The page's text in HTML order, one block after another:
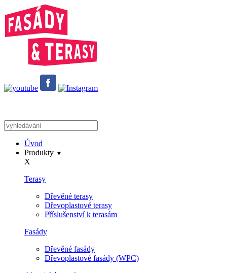
Úvod
Produkty ▼
X
Terasy
Dřevěné terasy
Dřevoplastové terasy
Příslušenství k terasám
Fasády
Dřevěné fasády
Dřevoplastové fasády (WPC)